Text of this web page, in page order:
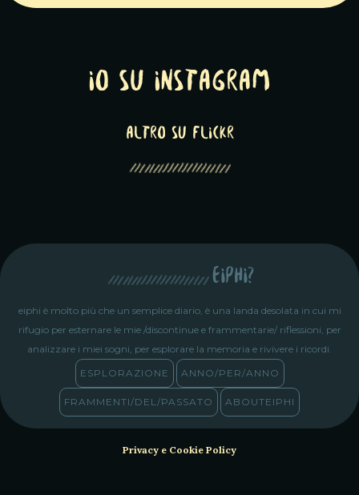
Io su Instagram
altro su Flickr
eiphi?
eiphi è molto più che un semplice diario, è una landa desolata in cui mi
rifugio per esternare le mie /discontinue e frammentarie/ riflessioni, per
analizzare i miei sogni, per esplorare la memoria e rivivere i ricordi.
ESPLORAZIONE
ANNO/PER/ANNO
FRAMMENTI/DEL/PASSATO ABOUTEIPHI
Privacy e Cookie Policy